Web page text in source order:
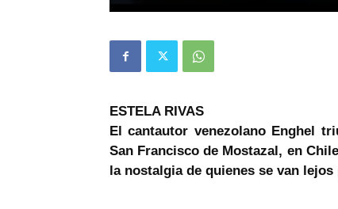
ESTELA RIVAS
El cantautor venezolano Enghel
San Francisco de Mostazal, en
la nostalgia de quienes se van